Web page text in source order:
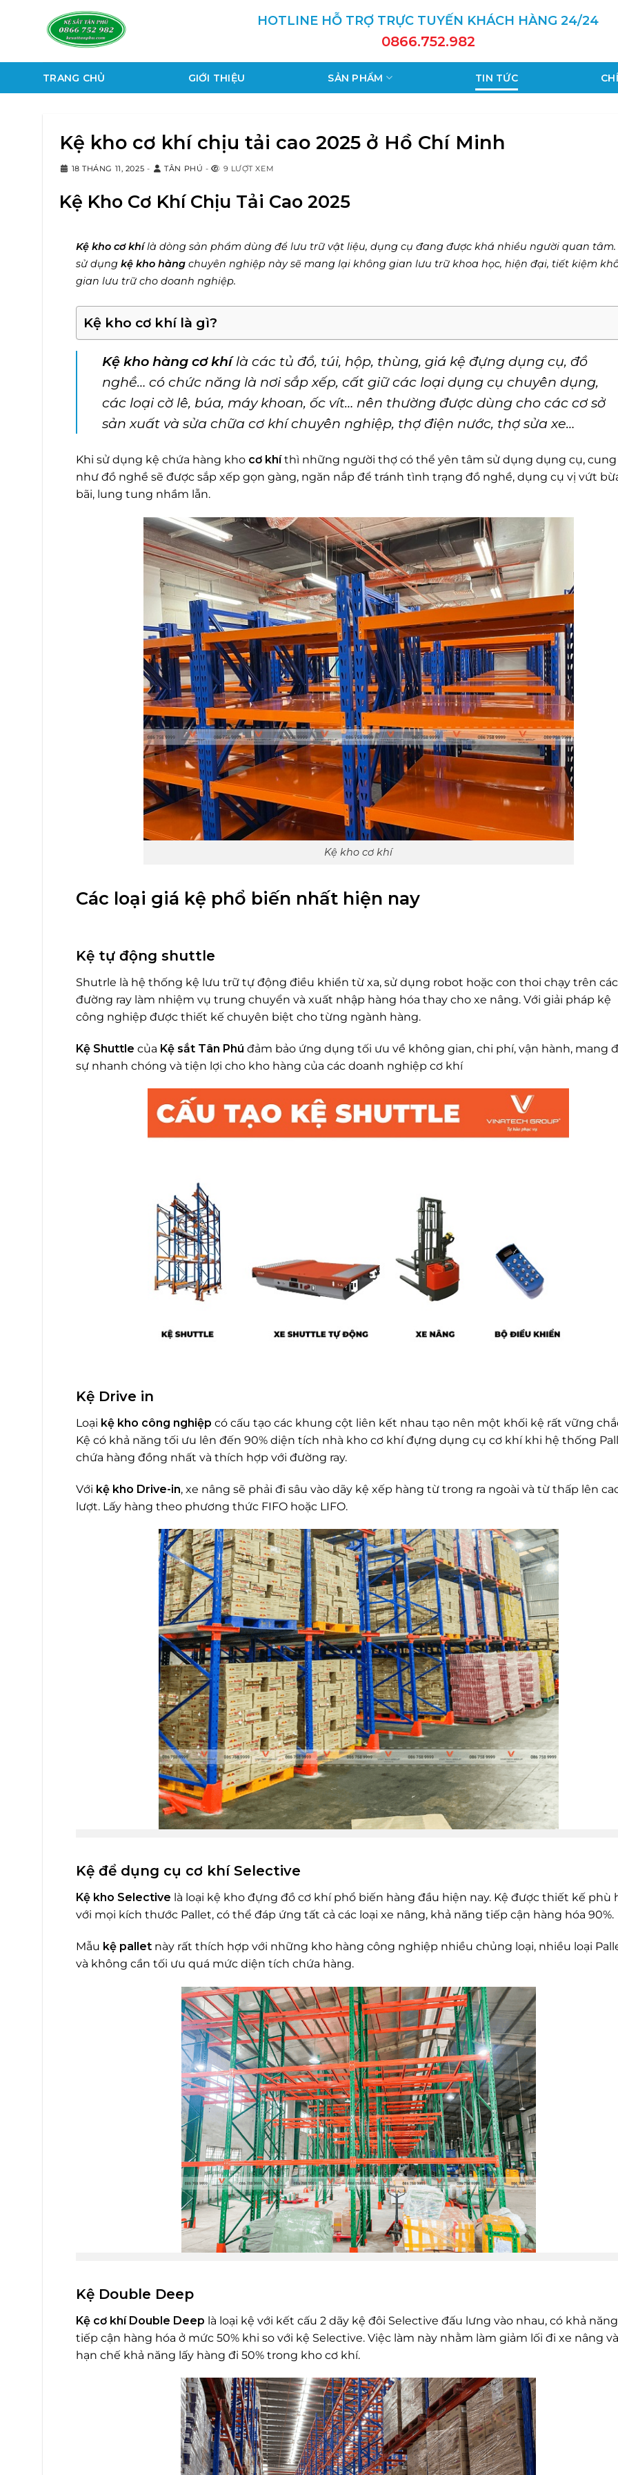
dung
HOTLINE HỖ TRỢ TRỰC TUYẾN KHÁCH HÀNG 24/24
0866.752.982
TRANG CHỦ GIỚI THIỆU SẢN PHẨM TIN TỨC
Kệ kho cơ khí chịu tải cao 2025 ở Hồ Chí Minh
18 THÁNG 11, 2025 - TÂN PHÚ - 9 LƯỢT XEM
Kệ Kho Cơ Khí Chịu Tải Cao 2025
Kệ kho cơ khí là dòng sản phẩm dùng để lưu trữ vật liệu, dụng cụ đang được khá nhiều người quan tâm.
sử dụng kệ kho hàng chuyên nghiệp này sẽ mang lại không gian lưu trữ khoa học, hiện đại, tiết kiệm
gian lưu trữ cho doanh nghiệp.
Kệ kho cơ khí là gì?
Kệ kho hàng cơ khílà các tủ đồ, túi, hộp, thùng, giá kệ đựng dụng cụ, đồ
nghề… có chức năng là nơi sắp xếp, cất giữ các loại dụng cụ chuyên dụng,
các loại cờ lê, búa, máy khoan, ốc vít… nên thường được dùng cho các cơ sở
sản xuất và sửa chữa cơ khí chuyên nghiệp, thợ điện nước, thợ sửa xe…
Khi sử dụng kệ chứa hàng kho cơ khíthì những người thợ có thể yên tâm sử dụng dụng cụ, cung
như đồ nghề sẽ được sắp xếp gọn gàng, ngăn nắp để tránh tình trạng đồ nghề, dụng cụ vị vứt
bãi, lung tung nhầm lẫn.
Kệ kho cơ khí
Các loại giá kệ phổ biến nhất hiện nay
Kệ tự động shuttle
Shutrle là hệ thống kệ lưu trữ tự động điều khiển từ xa, sử dụng robot hoặc con thoi chạy trên các
đường ray làm nhiệm vụ trung chuyển và xuất nhập hàng hóa thay cho xe nâng. Với giải pháp kệ
công nghiệp được thiết kế chuyên biệt cho từng ngành hàng.
Kệ Shuttle của Kệ sắt Tân Phú đảm bảo ứng dụng tối ưu về không gian, chi phí, vận hành, mang
sự nhanh chóng và tiện lợi cho kho hàng của các doanh nghiệp cơ khí
Kệ Drive in
Loại kệ kho công nghiệp có cấu tạo các khung cột liên kết nhau tạo nên một khối kệ rất vững
Kệ có khả năng tối ưu lên đến 90% diện tích nhà kho cơ khí đựng dụng cụ cơ khí khi hệ thống
chứa hàng đồng nhất và thích hợp với đường ray.
Với kệ kho Drive-in, xe nâng sẽ phải đi sâu vào dãy kệ xếp hàng từ trong ra ngoài và từ thấp lên
lượt. Lấy hàng theo phương thức FIFO hoặc LIFO.
Kệ để dụng cụ cơ khí Selective
Kệ kho Selective là loại kệ kho đựng đồ cơ khí phổ biến hàng đầu hiện nay. Kệ được thiết kế phù
với mọi kích thước Pallet, có thể đáp ứng tất cả các loại xe nâng, khả năng tiếp cận hàng hóa 90%.
Mẫu kệ pallet này rất thích hợp với những kho hàng công nghiệp nhiều chủng loại, nhiều loại
và không cần tối ưu quá mức diện tích chứa hàng.
Kệ Double Deep
Kệ cơ khí Double Deep là loại kệ với kết cấu 2 dãy kệ đôi Selective đấu lưng vào nhau, có khả năng
tiếp cận hàng hóa ở mức 50% khi so với kệ Selective. Việc làm này nhằm làm giảm lối đi xe nâng và
hạn chế khả năng lấy hàng đi 50% trong kho cơ khí.